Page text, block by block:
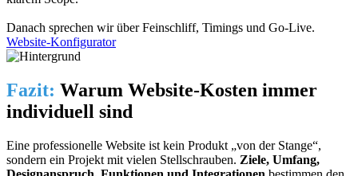
Danach sprechen wir über Feinschliff, Timings und Go-Live.
Website-Konfigurator
Fazit: Warum Website-Kosten immer
individuell sind
Eine professionelle Website ist kein Produkt „von der Stange“,
sondern ein Projekt mit vielen Stellschrauben. Ziele, Umfang,